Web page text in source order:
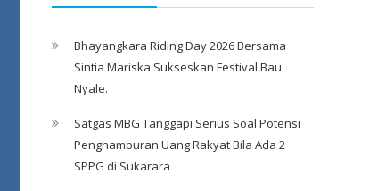
Bhayangkara Riding Day 2026 Bersama
Sintia Mariska Sukseskan Festival Bau
Nyale. ‎
Satgas MBG Tanggapi Serius Soal Potensi
Penghamburan Uang Rakyat Bila Ada 2
SPPG di Sukarara